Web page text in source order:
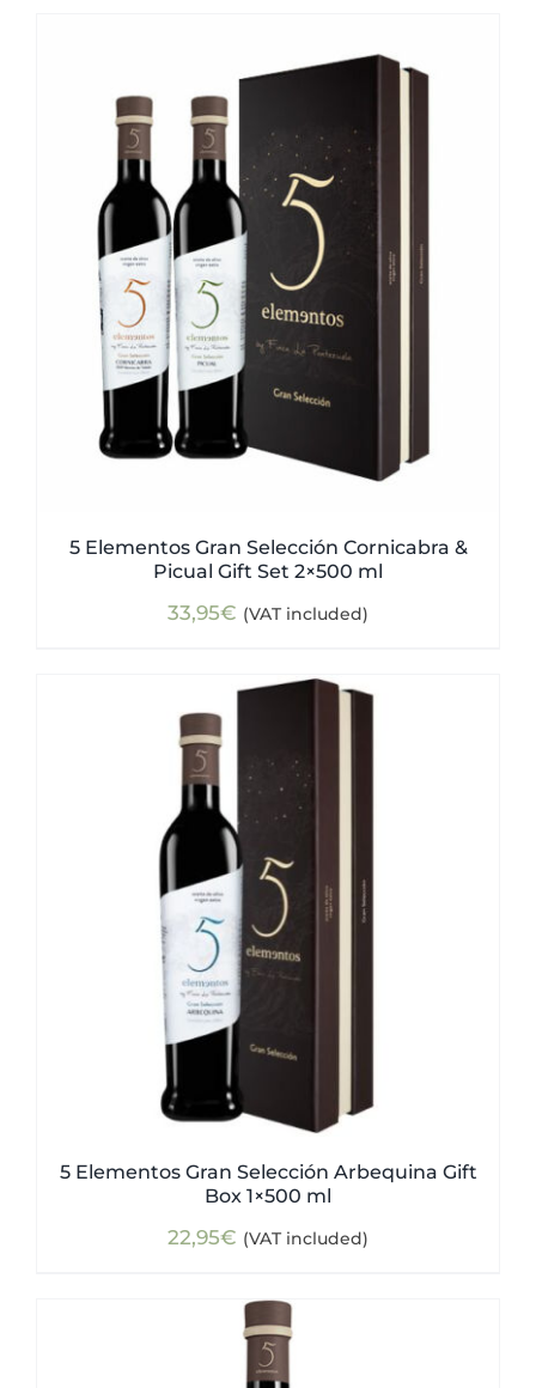
5 Elementos Gran Selección Cornicabra &
Picual Gift Set 2×500 ml
33,95€ (VAT included)
5 Elementos Gran Selección Arbequina Gift
Box 1×500 ml
22,95€ (VAT included)